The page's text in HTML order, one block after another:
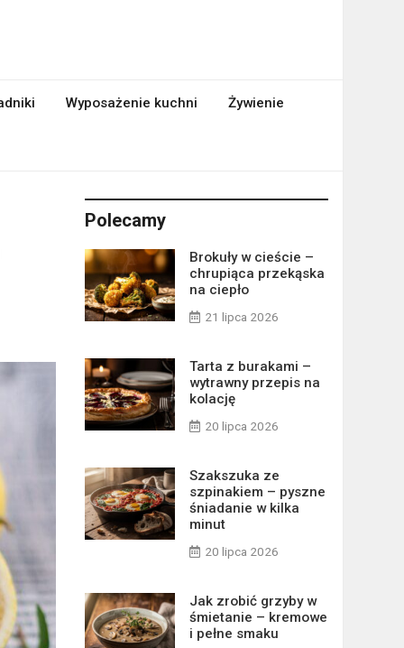
Wyposażenie kuchni Żywienie
Polecamy
Brokuły w cieście –
chrupiąca przekąska
na ciepło
21 lipca 2026
Tarta z burakami –
wytrawny przepis na
kolację
20 lipca 2026
Szakszuka ze
szpinakiem – pyszne
śniadanie w kilka
minut
20 lipca 2026
Jak zrobić grzyby w
śmietanie – kremowe
i pełne smaku